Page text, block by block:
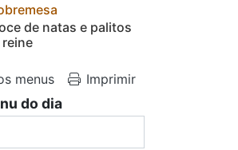
de natas e palitos
reine
menus Imprimir
do dia